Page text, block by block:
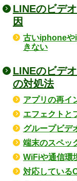
LINEのビデ
因
古いiphoneや
きない
LINEのビデ
の対処法
アプリの再イ
エフェクトと
グループビデ
端末のスペッ
WiFiや通信環
対応している